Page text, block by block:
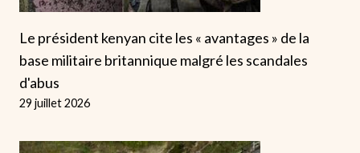
Le président kenyan cite les « avantages » de la
base militaire britannique malgré les scandales
d'abus
29 juillet 2026